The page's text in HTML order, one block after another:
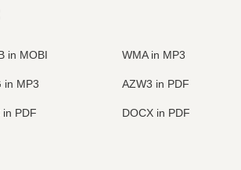
in MOBI WMA in MP3
in MP3 AZW3 in PDF
in PDF DOCX in PDF